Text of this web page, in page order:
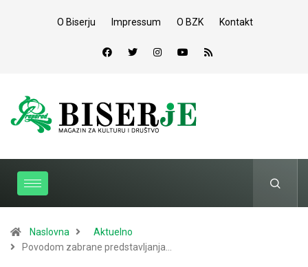
O Biserju Impressum O BZK Kontakt
Naslovna
Aktuelno
Povodom zabrane predstavljanja…